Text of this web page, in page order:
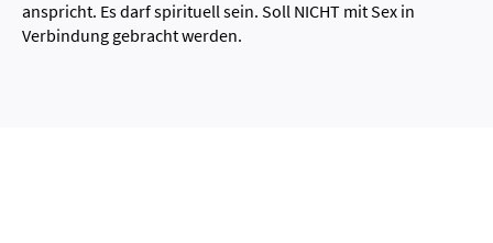
anspricht. Es darf spirituell sein. Soll NICHT mit Sex in
Verbindung gebracht werden.